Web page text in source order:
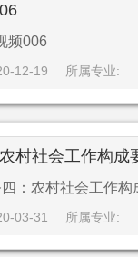
频006
12-19 所属专业:
村社会工作构成
：农村社会工作构
03-31 所属专业: